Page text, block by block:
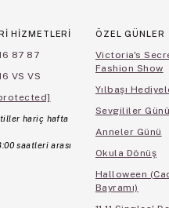
HİZMETLERİ
87 87
VS VS
hariç hafta
saatleri arası
ÖZEL GÜNLER
Victoria's
Fashion Show
Yılbaşı
Sevgililer Günü
Anneler Günü
Okula Dönüş
Halloween
Bayramı)